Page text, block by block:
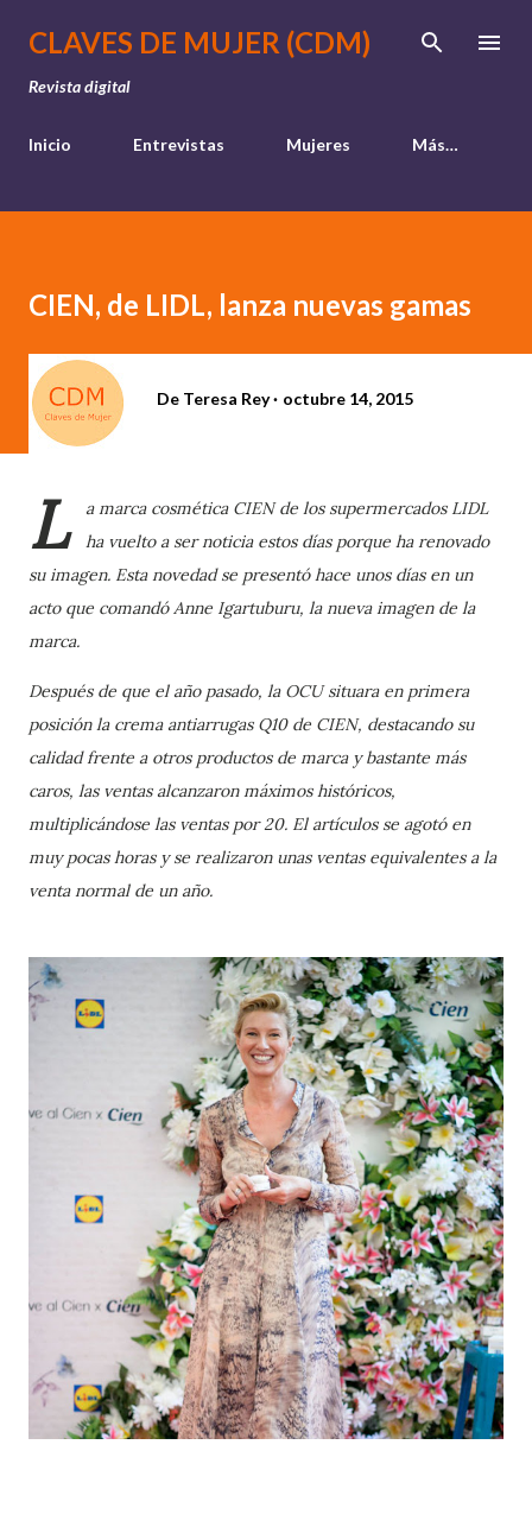
Ir al contenido principal
CLAVES DE MUJER (CDM)
Revista digital
Inicio Entrevistas Mujeres Más…
CIEN, de LIDL, lanza nuevas gamas
De Teresa Rey octubre 14, 2015
L
a marca cosmética CIEN de los supermercados LIDL
ha vuelto a ser noticia estos días porque ha renovado
su imagen. Esta novedad se presentó hace unos días en un
acto que comandó Anne Igartuburu, la nueva imagen de la
marca.
Después de que el año pasado, la OCU situara en primera
posición la crema antiarrugas Q10 de CIEN, destacando su
calidad frente a otros productos de marca y bastante más
caros, las ventas alcanzaron máximos históricos,
multiplicándose las ventas por 20. El artículos se agotó en
muy pocas horas y se realizaron unas ventas equivalentes a la
venta normal de un año.